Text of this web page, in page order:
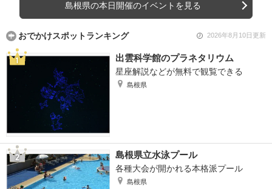
島根県の本日開催のイベントを見る
おでかけスポットランキング 2026年8月10日更新
出雲科学館のプラネタリウム
星座解説などが無料で観覧できる
島根県
島根県立水泳プール
各種大会が開かれる本格派プール
島根県